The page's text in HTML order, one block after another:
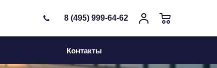
8 (495) 999-64-62
Контакты